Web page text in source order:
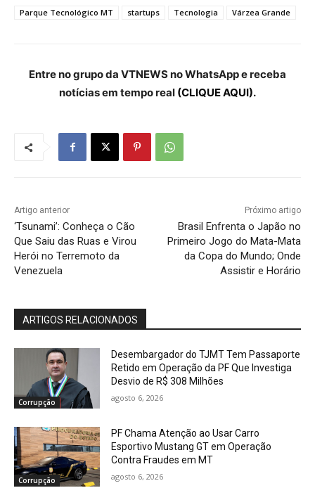
Parque Tecnológico MT
startups Tecnologia Várzea Grande
Entre no grupo da VTNEWS no WhatsApp e receba
notícias em tempo real (CLIQUE AQUI).
Artigo anterior
‘Tsunami’: Conheça o Cão
Que Saiu das Ruas e Virou
Herói no Terremoto da
Venezuela
Próximo artigo
Brasil Enfrenta o Japão no
Primeiro Jogo do Mata-Mata
da Copa do Mundo; Onde
Assistir e Horário
ARTIGOS RELACIONADOS
Corrupção
Desembargador do TJMT Tem Passaporte
Retido em Operação da PF Que Investiga
Desvio de R$ 308 Milhões
agosto 6, 2026
Corrupção
PF Chama Atenção ao Usar Carro
Esportivo Mustang GT em Operação
Contra Fraudes em MT
agosto 6, 2026